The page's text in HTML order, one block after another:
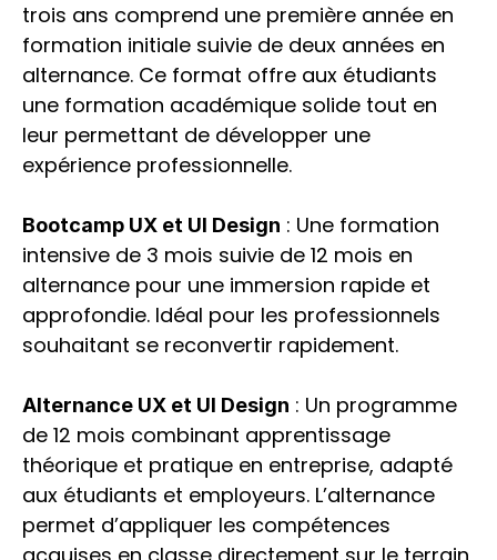
trois ans comprend une première année en
formation initiale suivie de deux années en
alternance. Ce format offre aux étudiants
une formation académique solide tout en
leur permettant de développer une
expérience professionnelle.
Bootcamp UX et UI Design : Une formation
intensive de 3 mois suivie de 12 mois en
alternance pour une immersion rapide et
approfondie. Idéal pour les professionnels
souhaitant se reconvertir rapidement.
Alternance UX et UI Design : Un programme
de 12 mois combinant apprentissage
théorique et pratique en entreprise, adapté
aux étudiants et employeurs. L’alternance
permet d’appliquer les compétences